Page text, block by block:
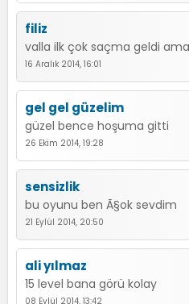
filiz
valla ilk çok saçma geldi
16 Aralık 2014, 16:01
gel gel güzelim
güzel bence hoşuma gitti
26 Ekim 2014, 19:28
sensizlik
bu oyunu ben Ã§ok sevdim
21 Eylül 2014, 20:50
ali yılmaz
15 level bana görü kolay
08 Eylül 2014, 13:42